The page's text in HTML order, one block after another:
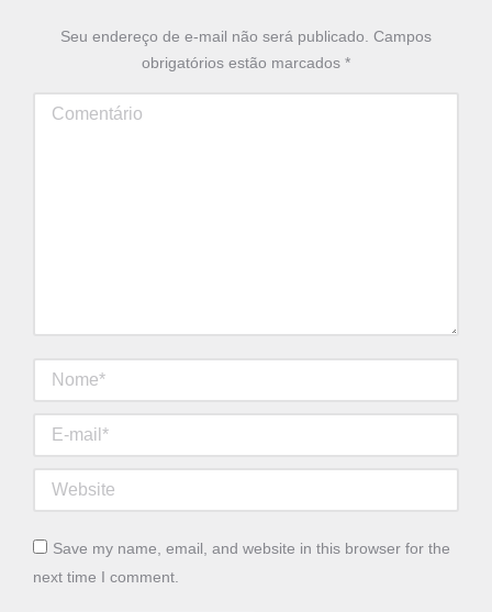
Seu endereço de e-mail não será publicado. Campos
obrigatórios estão marcados *
Comentário
Nome *
E-mail *
Website
Save my name, email, and website in this browser for the
next time I comment.